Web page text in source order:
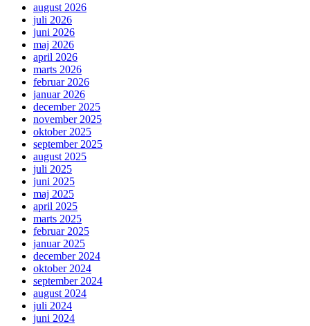
august 2026
juli 2026
juni 2026
maj 2026
april 2026
marts 2026
februar 2026
januar 2026
december 2025
november 2025
oktober 2025
september 2025
august 2025
juli 2025
juni 2025
maj 2025
april 2025
marts 2025
februar 2025
januar 2025
december 2024
oktober 2024
september 2024
august 2024
juli 2024
juni 2024